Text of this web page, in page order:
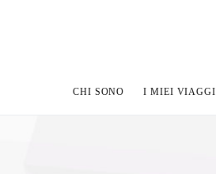
CHI SONO I MIEI VIAGGI